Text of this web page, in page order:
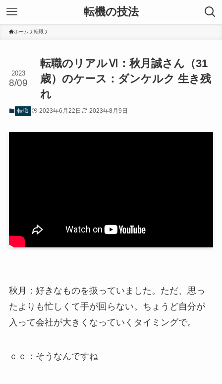
転機の技法
ホーム 転職
転職のリアルⅥ：秋月誠さん（31
歳）のケース：ダンケルク 生き残
れ
2023
8/09
転職 2023年6月22日 2023年8月9日
秋月：好きなものを扱っていました。ただ、思っ
たよりも忙しくて手が回らない。ちょうど自分が
入って会社が大きくなっていくタイミングで。
ｃｃ：そうなんですね